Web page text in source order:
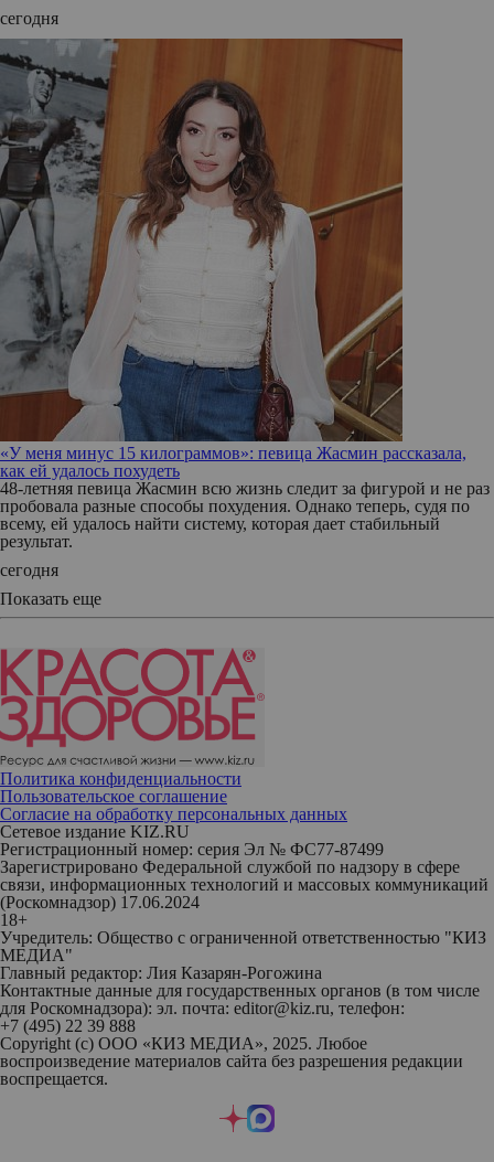
сегодня
«У меня минус 15 килограммов»: певица Жасмин рассказала,
как ей удалось похудеть
48-летняя певица Жасмин всю жизнь следит за фигурой и не раз
пробовала разные способы похудения. Однако теперь, судя по
всему, ей удалось найти систему, которая дает стабильный
результат.
сегодня
Показать еще
Политика конфиденциальности
Пользовательское соглашение
Согласие на обработку персональных данных
Сетевое издание KIZ.RU
Регистрационный номер: серия Эл № ФС77-87499
Зарегистрировано Федеральной службой по надзору в сфере
связи, информационных технологий и массовых коммуникаций
(Роскомнадзор) 17.06.2024
18+
Учредитель: Общество с ограниченной ответственностью "КИЗ
МЕДИА"
Главный редактор: Лия Казарян-Рогожина
Контактные данные для государственных органов (в том числе
для Роскомнадзора): эл. почта: editor@kiz.ru, телефон:
+7 (495) 22 39 888
Copyright (с) ООО «КИЗ МЕДИА», 2025. Любое
воспроизведение материалов сайта без разрешения редакции
воспрещается.